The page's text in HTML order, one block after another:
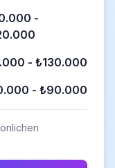
-
- ₺130.000
- ₺90.000